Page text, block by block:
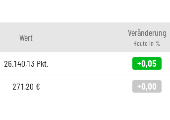
Wert Veränderung
Heute in %
26.140,13 Pkt. +0,05
271,20 € +0,00